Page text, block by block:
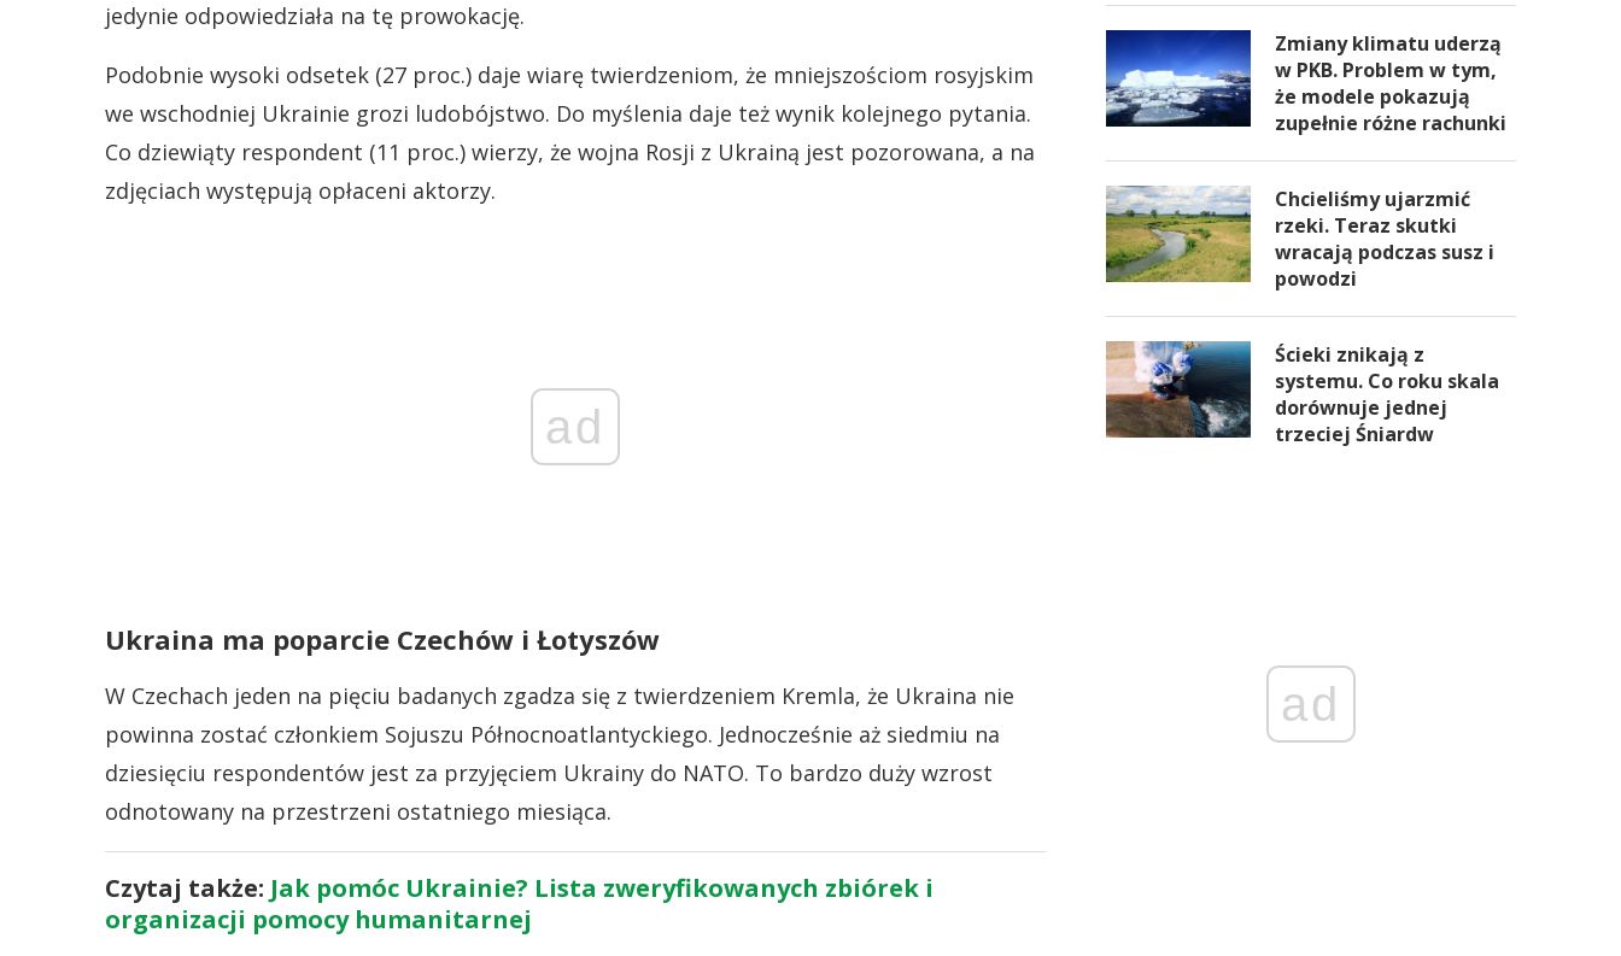
jedynie odpowiedziała na tę prowokację.
Podobnie wysoki odsetek (27 proc.) daje wiarę twierdzeniom, że mniejszościom rosyjskim
we wschodniej Ukrainie grozi ludobójstwo. Do myślenia daje też wynik kolejnego pytania.
Co dziewiąty respondent (11 proc.) wierzy, że wojna Rosji z Ukrainą jest pozorowana, a na
zdjęciach występują opłaceni aktorzy.
ad
Ukraina ma poparcie Czechów i Łotyszów
W Czechach jeden na pięciu badanych zgadza się z twierdzeniem Kremla, że Ukraina nie
powinna zostać członkiem Sojuszu Północnoatlantyckiego. Jednocześnie aż siedmiu na
dziesięciu respondentów jest za przyjęciem Ukrainy do NATO. To bardzo duży wzrost
odnotowany na przestrzeni ostatniego miesiąca.
Czytaj także: Jak pomóc Ukrainie? Lista zweryfikowanych zbiórek i
organizacji pomocy humanitarnej
Zmiany klimatu uderzą
w PKB. Problem w tym,
że modele pokazują
zupełnie różne rachunki
Chcieliśmy ujarzmić
rzeki. Teraz skutki
wracają podczas susz i
powodzi
Ścieki znikają z
systemu. Co roku skala
dorównuje jednej
trzeciej Śniardw
ad